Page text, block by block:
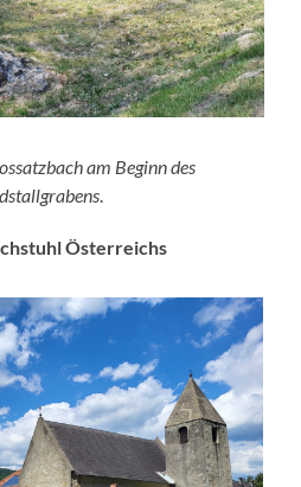
am Beginn des
Österreichs